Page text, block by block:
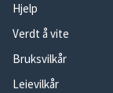
Hjelp
Verdt å vite
Bruksvilkår
Leievilkår